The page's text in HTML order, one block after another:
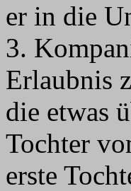
er in die
3.
Erlaubnis
die etwas
Tochter
erste